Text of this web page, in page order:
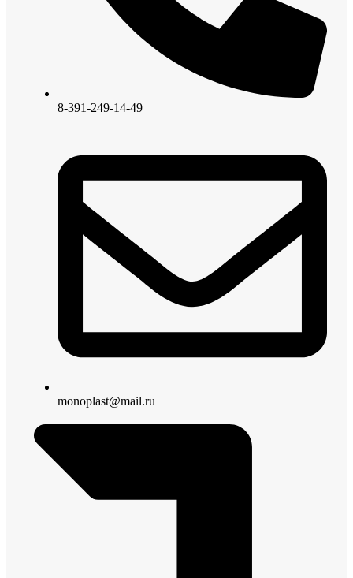
8-391-249-14-49
monoplast@mail.ru